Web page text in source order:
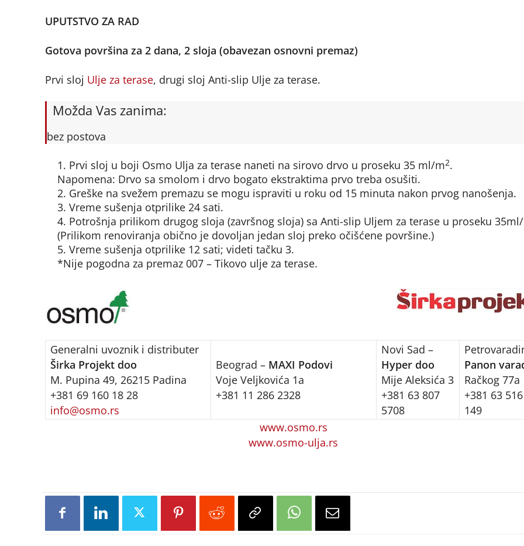
UPUTSTVO ZA RAD
Gotova površina za 2 dana, 2 sloja (obavezan osnovni premaz)
Prvi sloj Ulje za terase, drugi sloj Anti-slip Ulje za terase.
Možda Vas zanima:
bez postova
Prvi sloj u boji Osmo Ulja za terase naneti na sirovo drvo u proseku 35 ml/m2.
Napomena: Drvo sa smolom i drvo bogato ekstraktima prvo treba osušiti.
Greške na svežem premazu se mogu ispraviti u roku od 15 minuta nakon prvog nanošenja.
Vreme sušenja otprilike 24 sati.
Potrošnja prilikom drugog sloja (završnog sloja) sa Anti-slip Uljem za terase u proseku
(Prilikom renoviranja obično je dovoljan jedan sloj preko očišćene površine.)
Vreme sušenja otprilike 12 sati; videti tačku 3.
*Nije pogodna za premaz 007 – Tikovo ulje za terase.
Generalni uvoznik i distributer
Širka Projekt doo
M. Pupina 49, 26215 Padina
+381 69 160 18 28
info@osmo.rs
Beograd – MAXI Podovi
Voje Veljkovića 1a
+381 11 286 2328
Novi Sad –
Hyper doo
Mije Aleksića 3
+381 63 807
5708
Panon
Račkog 77a
+381 63 516
149
www.osmo.rs
www.osmo-ulja.rs